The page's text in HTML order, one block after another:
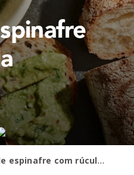
Patê de espinafre com rúcula